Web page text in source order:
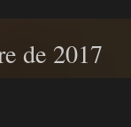
de 2017